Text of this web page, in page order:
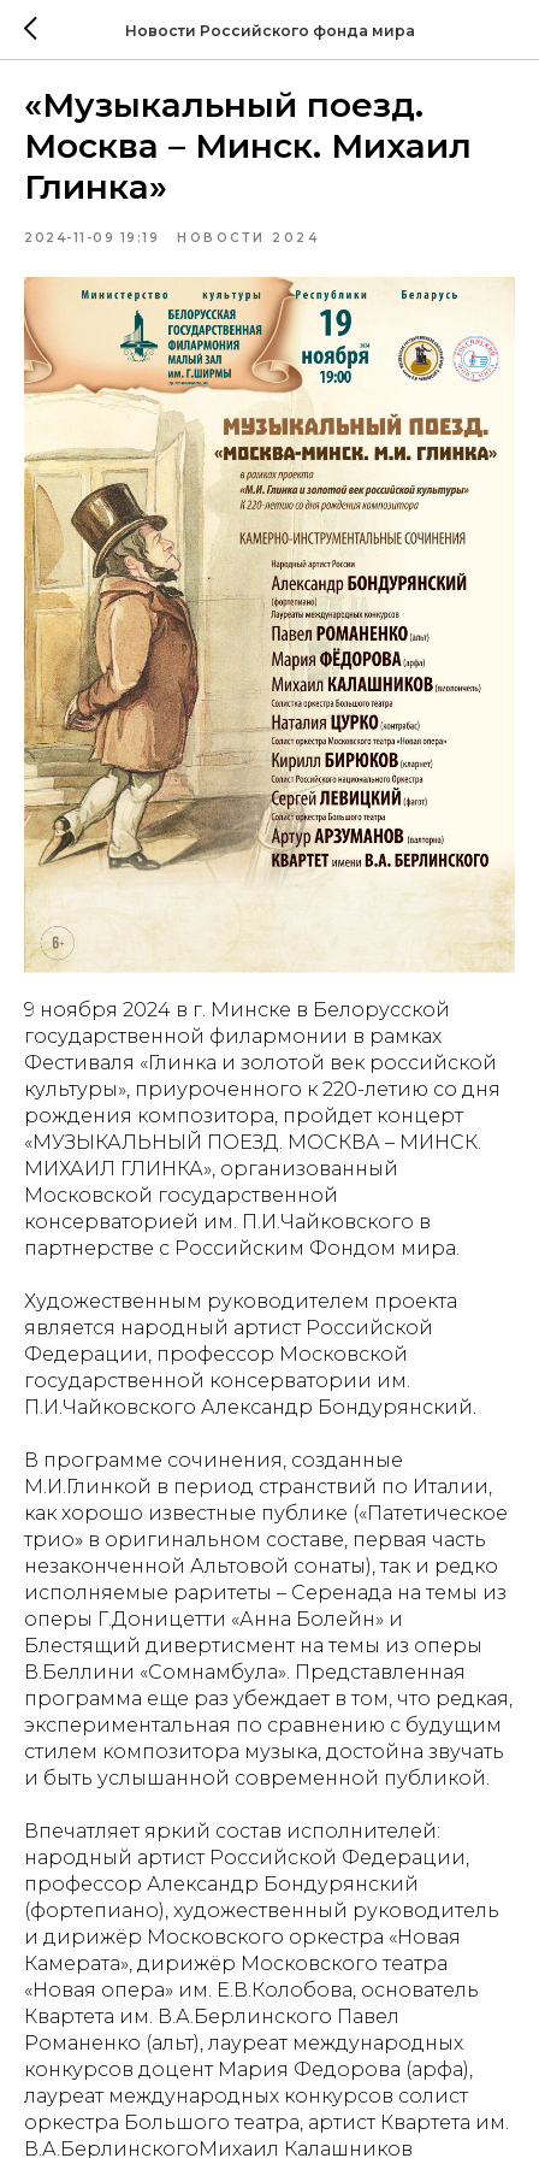
Новости Российского фонда мира
«Музыкальный поезд.
Москва – Минск. Михаил
Глинка»
2024-11-09 19:19 НОВОСТИ 2024
9 ноября 2024 в г. Минске в Белорусской
государственной филармонии в рамках
Фестиваля «Глинка и золотой век российской
культуры», приуроченного к 220-летию со дня
рождения композитора, пройдет концерт
«МУЗЫКАЛЬНЫЙ ПОЕЗД. МОСКВА – МИНСК.
МИХАИЛ ГЛИНКА», организованный
Московской государственной
консерваторией им. П.И.Чайковского в
партнерстве с Российским Фондом мира.
Художественным руководителем проекта
является народный артист Российской
Федерации, профессор Московской
государственной консерватории им.
П.И.Чайковского Александр Бондурянский.
В программе сочинения, созданные
М.И.Глинкой в период странствий по Италии,
как хорошо известные публике («Патетическое
трио» в оригинальном составе, первая часть
незаконченной Альтовой сонаты), так и редко
исполняемые раритеты – Серенада на темы из
оперы Г.Доницетти «Анна Болейн» и
Блестящий дивертисмент на темы из оперы
В.Беллини «Сомнамбула». Представленная
программа еще раз убеждает в том, что редкая,
экспериментальная по сравнению с будущим
стилем композитора музыка, достойна звучать
и быть услышанной современной публикой.
Впечатляет яркий состав исполнителей:
народный артист Российской Федерации,
профессор Александр Бондурянский
(фортепиано), художественный руководитель
и дирижёр Московского оркестра «Новая
Камерата», дирижёр Московского театра
«Новая опера» им. Е.В.Колобова, основатель
Квартета им. В.А.Берлинского Павел
Романенко (альт), лауреат международных
конкурсов доцент Мария Федорова (арфа),
лауреат международных конкурсов солист
оркестра Большого театра, артист Квартета им.
В.А.БерлинскогоМихаил Калашников